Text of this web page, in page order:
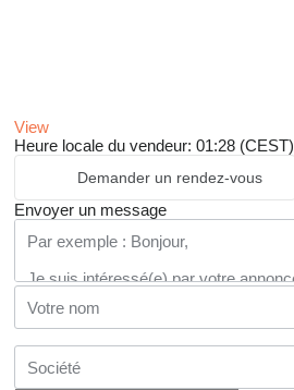
View
Heure locale du vendeur: 01:28 (CEST)
Demander un rendez-vous
Envoyer un message